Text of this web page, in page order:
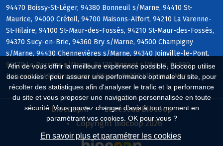
Afin de vous offrir la meilleure expérience possible, Biocoop utilise
des cookies : pour assurer une performance optimale du site, pour
récolter des statistiques afin d'analyser le trafic et la performance
du site et vous proposer une navigation personnalisée en toute
sécurité. Vous pouvez changer d'avis à tout moment en
paramétrant vos cookies. OK pour vous ?
En savoir plus et paramétrer les cookies
94470 Boissy-St-Léger, 94380 Bonneuil s/Marne, 94410 St-
Maurice, 94000 Créteil, 94700 Maisons-Alfort, 94210 La Varenne-
St-Hilaire, 94100 St-Maur-des-Fossés, 94210 St-Maur-des-Fossés,
94370 Sucy-en-Brie, 94360 Bry s/Marne, 94500 Champigny
s/Marne, 94430 Chennevières s/Marne, 94340 Joinville-le-Pont,
94170 Le Perreux s/Marne, 94130 Nogent s/Marne, 94880
Noiseau, 94490 Ormesson s/Marne, 94350 Villiers s/Marne
Biocoop.fr
Le réseau Biocoop
Copyright Biocoop 2026